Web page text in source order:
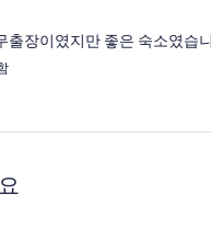
출장이였지만 좋은 숙소였습